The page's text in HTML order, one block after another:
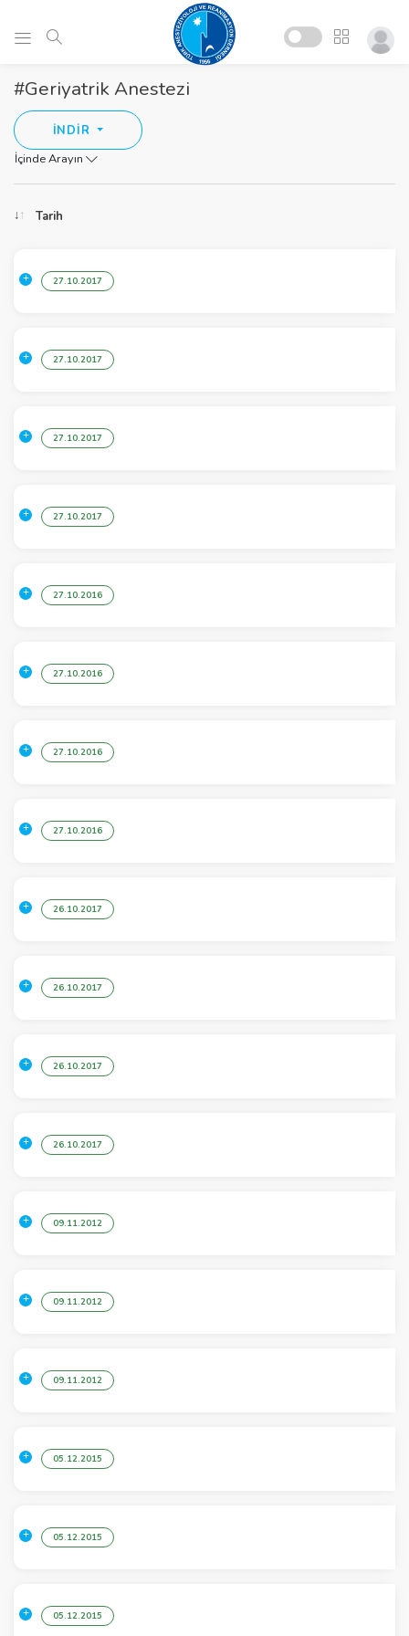
#Geriyatrik Anestezi
İNDİR
İçinde Arayın
Tarih
27.10.2017
27.10.2017
27.10.2017
27.10.2017
27.10.2016
27.10.2016
27.10.2016
27.10.2016
26.10.2017
26.10.2017
26.10.2017
26.10.2017
09.11.2012
09.11.2012
09.11.2012
05.12.2015
05.12.2015
05.12.2015